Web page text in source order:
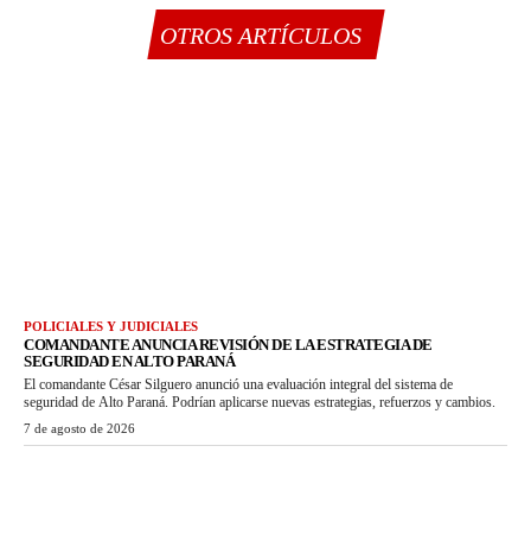
OTROS ARTÍCULOS
POLICIALES Y JUDICIALES
COMANDANTE ANUNCIA REVISIÓN DE LA ESTRATEGIA DE
SEGURIDAD EN ALTO PARANÁ
El comandante César Silguero anunció una evaluación integral del sistema de
seguridad de Alto Paraná. Podrían aplicarse nuevas estrategias, refuerzos y cambios.
7 de agosto de 2026